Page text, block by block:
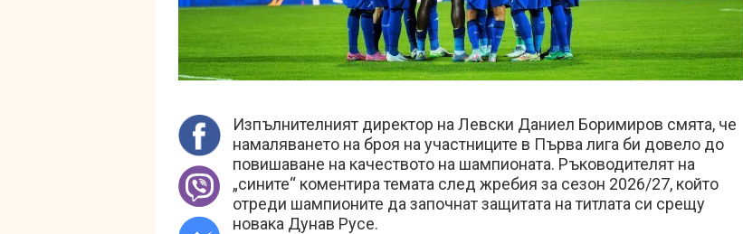
Изпълнителният директор на Левски Даниел Боримиров смята, че
намаляването на броя на участниците в Първа лига би довело до
повишаване на качеството на шампионата. Ръководителят на
„сините“ коментира темата след жребия за сезон 2026/27, който
отреди шампионите да започнат защитата на титлата си срещу
новака Дунав Русе.